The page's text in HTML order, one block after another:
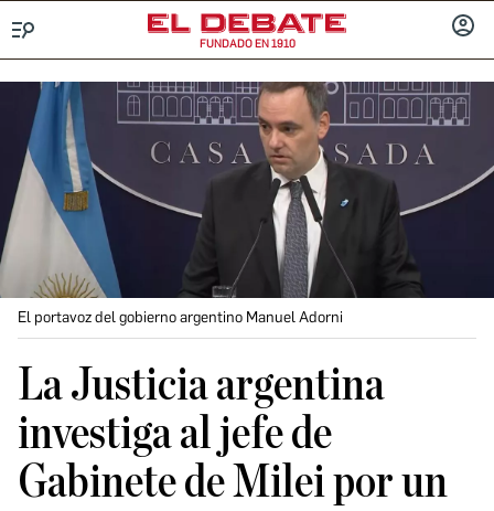
FUNDADO EN 1910
El portavoz del gobierno argentino Manuel Adorni
La Justicia argentina
investiga al jefe de
Gabinete de Milei por un